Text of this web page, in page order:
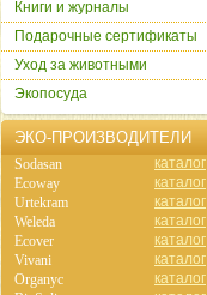
Книги и журналы
Подарочные сертификаты
Уход за животными
Экопосуда
ЭКО-ПРОИЗВОДИТЕЛИ
Sodasan
каталог
Ecoway
каталог
Urtekram
каталог
Weleda
каталог
Ecover
каталог
Vivani
каталог
Organyc
каталог